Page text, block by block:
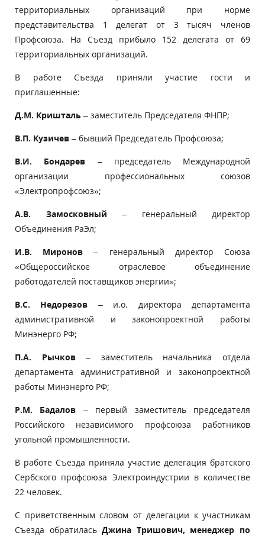
территориальных организаций при норме
представительства 1 делегат от 3 тысяч членов
Профсоюза. На Съезд прибыло 152 делегата от 69
территориальных организаций.
В работе Съезда приняли участие гости и
приглашенные:
Д.М. Кришталь – заместитель Председателя ФНПР;
В.П. Кузичев – бывший Председатель Профсоюза;
В.И. Бондарев – председатель Международной
организации профессиональных союзов
«Электропрофсоюз»;
А.В. Замосковный – генеральный директор
Объединения РаЭл;
И.В. Миронов – генеральный директор Союза
«Общероссийское отраслевое объединение
работодателей поставщиков энергии»;
В.С. Недорезов – и.о. директора департамента
административной и законопроектной работы
Минэнерго РФ;
П.А. Рычков– заместитель начальника отдела
департамента административной и законопроектной
работы Минэнерго РФ;
Р.М. Бадалов – первый заместитель председателя
Российского независимого профсоюза работников
угольной промышленности.
В работе Съезда приняла участие делегация братского
Сербского профсоюза Электроиндустрии в количестве
22 человек.
С приветственным словом от делегации к участникам
Съезда обратиласьДжина Тришович, менеджер по